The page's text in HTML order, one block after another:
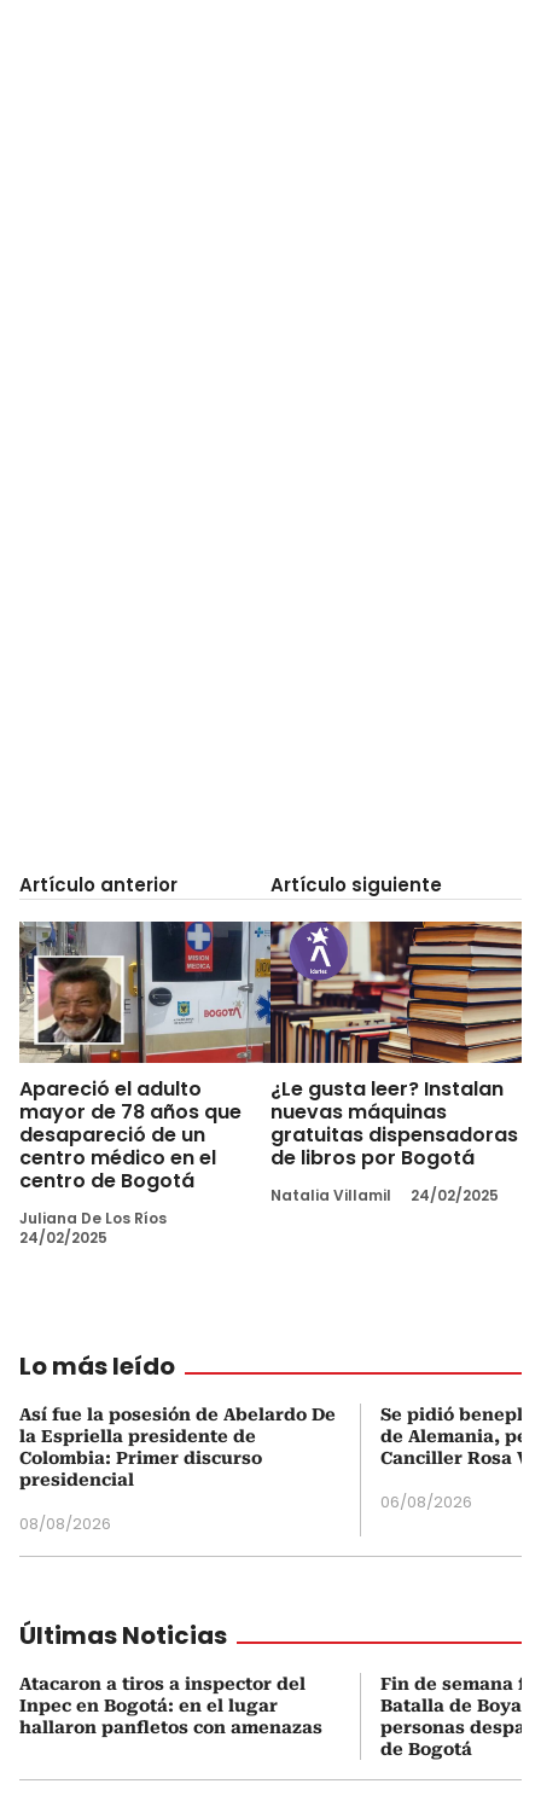
Artículo anterior
Apareció el adulto
mayor de 78 años que
desapareció de un
centro médico en el
centro de Bogotá
Juliana De Los Ríos
24/02/2025
Artículo siguiente
¿Le gusta leer? Instalan
nuevas máquinas
gratuitas dispensadoras
de libros por Bogotá
Natalia Villamil 24/02/2025
Lo más leído
Así fue la posesión de Abelardo De
la Espriella presidente de
Colombia: Primer discurso
presidencial
08/08/2026
Se pidió
de Alemania,
Canciller Rosa
06/08/2026
Últimas Noticias
Atacaron a tiros a inspector del
Inpec en Bogotá: en el lugar
hallaron panfletos con amenazas
Fin de semana
Batalla de
personas
de Bogotá